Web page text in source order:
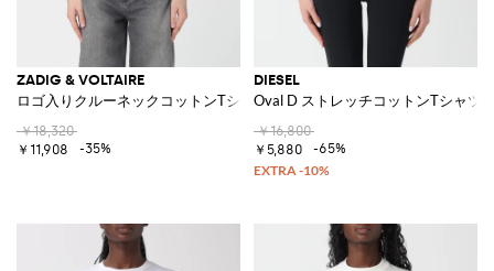
ZADIG & VOLTAIRE
ロゴ入りクルーネックコットンTシャツ
￥18,320
￥11,908
-35%
DIESEL
Oval D ストレッチコットンTシャツ
￥16,800
￥5,880
-65%